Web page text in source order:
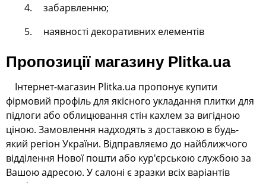
забарвленню;
наявності декоративних елементів
Пропозиції магазину Plitka.ua
Інтернет-магазин Plitka.ua пропонує купити
фірмовий профіль для якісного укладання плитки для
підлоги або облицювання стін кахлем за вигідною
ціною. Замовлення надходять з доставкою в будь-
який регіон України. Відправляємо до найближчого
відділення Нової пошти або кур'єрською службою за
Вашою адресою. У салоні є зразки всіх варіантів